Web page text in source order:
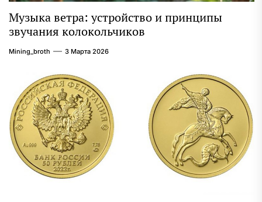
Музыка ветра: устройство и принципы
звучания колокольчиков
Mining_broth 3 Марта 2026